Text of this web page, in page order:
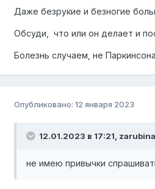
хорошие декретные. Но я
поступить. С одной стороны
может ли пропасть интерес,
Даже безрукие и безногие
Обсуди, что или он делает и
Болезнь случаем, не
Опубликовано: 12 января 2023
12.01.2023 в 17:21, zarubina
не имею привычки